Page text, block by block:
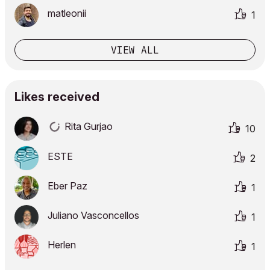
matleonii 1
VIEW ALL
Likes received
Rita Gurjao 10
ESTE 2
Eber Paz 1
Juliano Vasconcellos 1
Herlen 1